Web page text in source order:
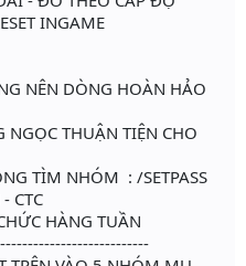
INGAME
NÊN DÒNG HOÀN HẢO
THUẬN TIỆN CHO
TÌM NHÓM : /SETPASS
CTC
HÀNG TUẦN